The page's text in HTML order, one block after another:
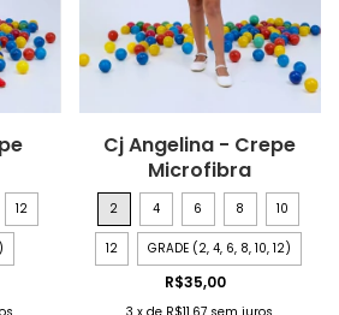
12
Cj Angelina - Crepe
Microfibra
2 4 6 8 10
12 GRADE (2, 4, 6, 8, 10, 12)
R$35,00